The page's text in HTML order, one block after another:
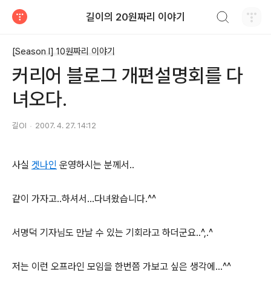
길이의 20원짜리 이야기
[Season I] 10원짜리 이야기
커리어 블로그 개편설명회를 다
녀오다.
길OI 2007. 4. 27. 14:12
사실 겟나인 운영하시는 분께서..
같이 가자고..하셔서...다녀왔습니다.^^
서명덕 기자님도 만날 수 있는 기회라고 하더군요..^,.^
저는 이런 오프라인 모임을 한번쯤 가보고 싶은 생각에...^^